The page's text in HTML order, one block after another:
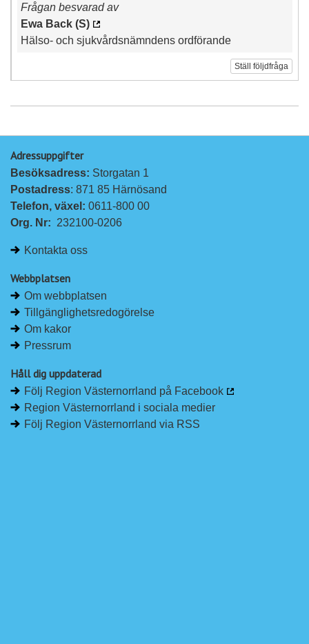
Frågan besvarad av
Ewa Back (S)
Hälso- och sjukvårdsnämndens ordförande
Ställ följdfråga
Adressuppgifter
Besöksadress: Storgatan 1
Postadress: 871 85 Härnösand
Telefon, växel: 0611-800 00
Org. Nr: 232100-0206
Kontakta oss
Webbplatsen
Om webbplatsen
Tillgänglighetsredogörelse
Om kakor
Pressrum
Håll dig uppdaterad
Följ Region Västernorrland på Facebook
Region Västernorrland i sociala medier
Följ Region Västernorrland via RSS